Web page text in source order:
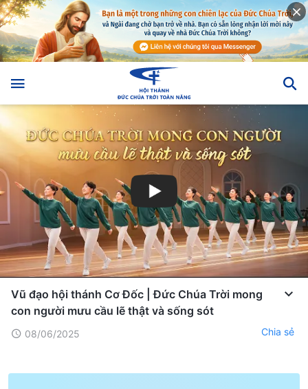
Vũ đạo hội thánh Cơ Đốc | Đức Chúa Trời mong
con người mưu cầu lẽ thật và sống sót
08/06/2025 Chia sẻ